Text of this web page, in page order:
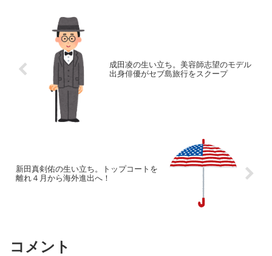
成田凌の生い立ち。美容師志望のモデル
出身俳優がセブ島旅行をスクープ
新田真剣佑の生い立ち。トップコートを
離れ４月から海外進出へ！
コメント